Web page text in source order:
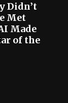
Didn’t
Met
Made
of the